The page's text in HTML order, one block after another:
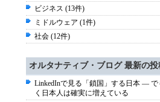
ビジネス (13件)
ミドルウェア (1件)
社会 (12件)
オルタナティブ・ブログ 最新の投
LinkedInで見る「鎖国」する日本 ―
く日本人は確実に増えている